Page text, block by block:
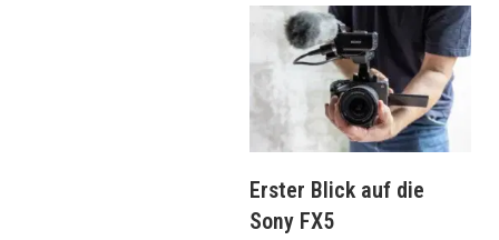
Erster Blick auf die
Sony FX5